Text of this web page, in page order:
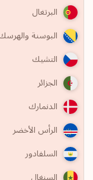
البرتغال
البوسنة
التشيك
الجزائر
الدنمارك
الرأس الأخضر
السلفادور